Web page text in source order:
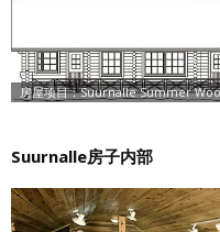
Suurnalle房子内部